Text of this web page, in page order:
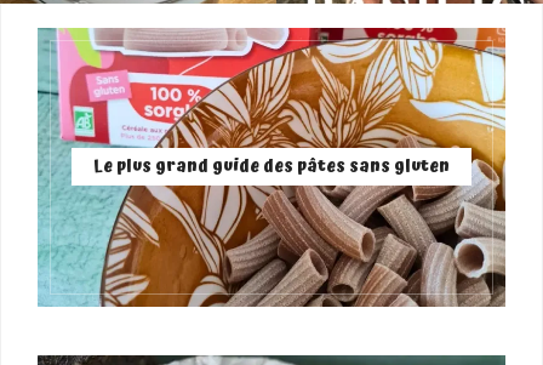
Le plus grand guide des pâtes sans gluten